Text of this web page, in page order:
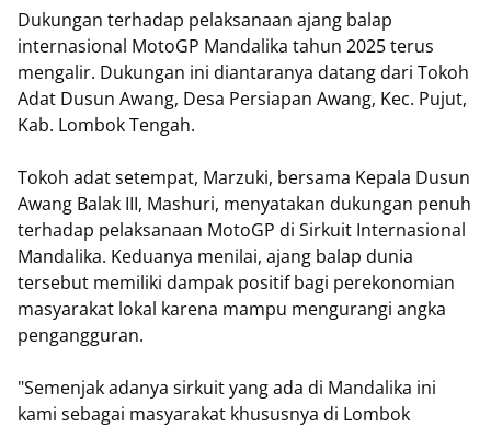
Dukungan terhadap pelaksanaan ajang balap
internasional MotoGP Mandalika tahun 2025 terus
mengalir. Dukungan ini diantaranya datang dari Tokoh
Adat Dusun Awang, Desa Persiapan Awang, Kec. Pujut,
Kab. Lombok Tengah.
Tokoh adat setempat, Marzuki, bersama Kepala Dusun
Awang Balak III, Mashuri, menyatakan dukungan penuh
terhadap pelaksanaan MotoGP di Sirkuit Internasional
Mandalika. Keduanya menilai, ajang balap dunia
tersebut memiliki dampak positif bagi perekonomian
masyarakat lokal karena mampu mengurangi angka
pengangguran.
"Semenjak adanya sirkuit yang ada di Mandalika ini
kami sebagai masyarakat khususnya di Lombok